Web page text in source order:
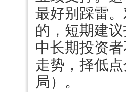
最好别踩雷
的，短期建
中长期投资
走势，择低
局）。